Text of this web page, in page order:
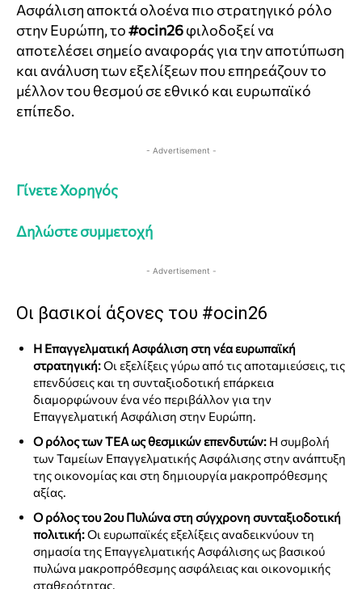
Ασφάλιση αποκτά ολοένα πιο στρατηγικό ρόλο
στην Ευρώπη, το#ocin26φιλοδοξεί να
αποτελέσει σημείο αναφοράς για την αποτύπωση
και ανάλυση των εξελίξεων που επηρεάζουν το
μέλλον του θεσμού σε εθνικό και ευρωπαϊκό
επίπεδο.
- Advertisement -
Γίνετε Χορηγός
Δηλώστε συμμετοχή
- Advertisement -
Οι βασικοί άξονες του #ocin26
Η Επαγγελματική Ασφάλιση στη νέα ευρωπαϊκή
στρατηγική:Οι εξελίξεις γύρω από τις αποταμιεύσεις, τις
επενδύσεις και τη συνταξιοδοτική επάρκεια
διαμορφώνουν ένα νέο περιβάλλον για την
Επαγγελματική Ασφάλιση στην Ευρώπη.
Ο ρόλος των ΤΕΑ ως θεσμικών επενδυτών: Η συμβολή
των Ταμείων Επαγγελματικής Ασφάλισης στην ανάπτυξη
της οικονομίας και στη δημιουργία μακροπρόθεσμης
αξίας.
Ο ρόλος του 2ου Πυλώνα στη σύγχρονη συνταξιοδοτική
πολιτική:Οι ευρωπαϊκές εξελίξεις αναδεικνύουν τη
σημασία της Επαγγελματικής Ασφάλισης ως βασικού
πυλώνα μακροπρόθεσμης ασφάλειας και οικονομικής
σταθερότητας.